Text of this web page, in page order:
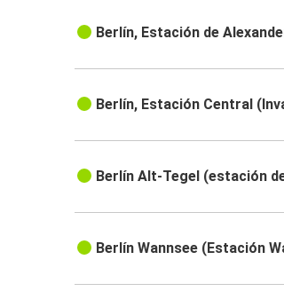
Berlín, Estación de
Berlín, Estación Central
Berlín Alt-Tegel (estación
Berlín Wannsee (Estación